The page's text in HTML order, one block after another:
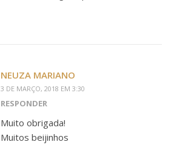
NEUZA MARIANO
3 DE MARÇO, 2018 EM 3:30
RESPONDER
Muito obrigada!
Muitos beijinhos